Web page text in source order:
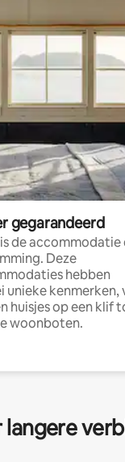
gegarandeerd
de accommodatie
Deze
hebben
unieke kenmerken,
huisjes op een klif
woonboten.